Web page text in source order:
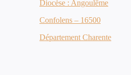
Diocèse : Angoulême
Confolens – 16500
Département Charente